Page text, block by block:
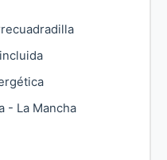
- La Mancha